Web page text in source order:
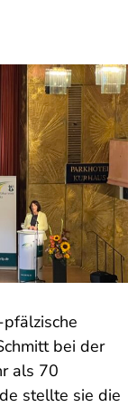
bei der
als 70
stellte sie die